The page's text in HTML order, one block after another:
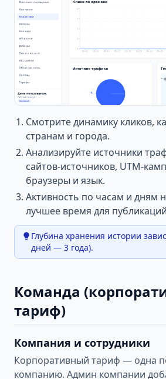
Смотрите динамику кликов,
странам и города.
Анализируйте источники
сайтов-источников, UTM-
браузеры и язык.
Активность по часам и дням
лучшее время для
Глубина хранения истории
дней — 3 года).
Команда
тариф)
Компания и сотрудники
Корпоративный тариф — одна
компанию. Админ компании